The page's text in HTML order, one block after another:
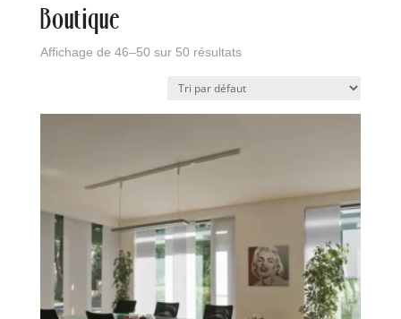
Boutique
Affichage de 46–50 sur 50 résultats